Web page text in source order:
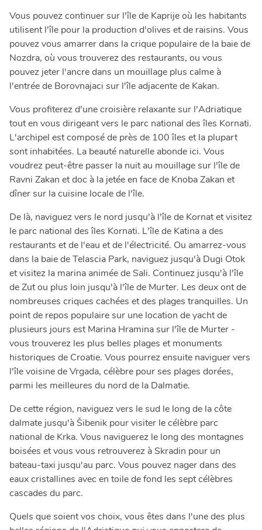
Vous pouvez continuer sur l'île de Kaprije où les habitants
utilisent l'île pour la production d'olives et de raisins. Vous
pouvez vous amarrer dans la crique populaire de la baie de
Nozdra, où vous trouverez des restaurants, ou vous
pouvez jeter l'ancre dans un mouillage plus calme à
l'entrée de Borovnajaci sur l'île adjacente de Kakan.
Vous profiterez d'une croisière relaxante sur l'Adriatique
tout en vous dirigeant vers le parc national des îles Kornati.
L'archipel est composé de près de 100 îles et la plupart
sont inhabitées. La beauté naturelle abonde ici. Vous
voudrez peut-être passer la nuit au mouillage sur l'île de
Ravni Zakan et doc à la jetée en face de Knoba Zakan et
dîner sur la cuisine locale de l'île.
De là, naviguez vers le nord jusqu'à l'île de Kornat et visitez
le parc national des îles Kornati. L'île de Katina a des
restaurants et de l'eau et de l'électricité. Ou amarrez-vous
dans la baie de Telascia Park, naviguez jusqu'à Dugi Otok
et visitez la marina animée de Sali. Continuez jusqu'à l'île
de Zut ou plus loin jusqu'à l'île de Murter. Les deux ont de
nombreuses criques cachées et des plages tranquilles. Un
point de repos populaire sur une location de yacht de
plusieurs jours est Marina Hramina sur l'île de Murter -
vous trouverez les plus belles plages et monuments
historiques de Croatie. Vous pourrez ensuite naviguer vers
l'île voisine de Vrgada, célèbre pour ses plages dorées,
parmi les meilleures du nord de la Dalmatie.
De cette région, naviguez vers le sud le long de la côte
dalmate jusqu'à Šibenik pour visiter le célèbre parc
national de Krka. Vous naviguerez le long des montagnes
boisées et vous vous retrouverez à Skradin pour un
bateau-taxi jusqu'au parc. Vous pouvez nager dans des
eaux cristallines avec en toile de fond les sept célèbres
cascades du parc.
Quels que soient vos choix, vous êtes dans l'une des plus